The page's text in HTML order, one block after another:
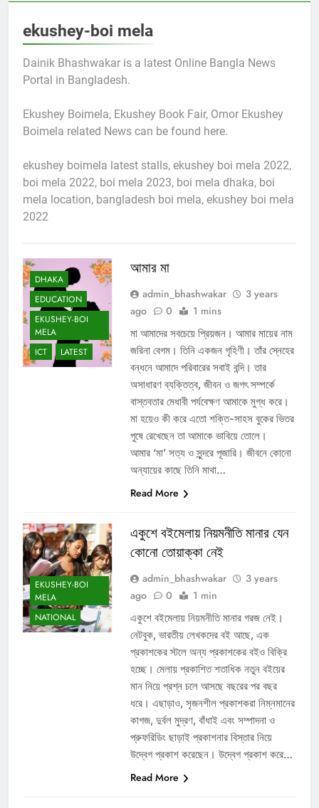
ekushey-boi mela
Dainik Bhashwakar is a latest Online Bangla News
Portal in Bangladesh.
Ekushey Boimela, Ekushey Book Fair, Omor Ekushey
Boimela related News can be found here.
ekushey boimela latest stalls, ekushey boi mela 2022,
boi mela 2022, boi mela 2023, boi mela dhaka, boi
mela location, bangladesh boi mela, ekushey boi mela
2022
DHAKA
EDUCATION
EKUSHEY-BOI
MELA
ICT
LATEST
আমার মা
admin_bhashwakar
3 years
ago
0 1 mins
মা আমাদের সবচেয়ে প্রিয়জন। আমার মায়ের নাম
জরিনা বেগম। তিনি একজন গৃহিণী। তাঁর স্নেহের
বন্ধনে আমাদে পরিবারের সবাই বন্দি। তার
অসাধারণ ব্যক্তিত্ব, জীবন ও জগৎ সম্পর্কে
বাস্তবতার মেধাবী পর্যবেক্ষণ আমাকে মুগ্ধ করে।
মা হয়েও কী করে এতাে শক্তি-সাহস বুকের ভিতর
পুষে রেখেছেন তা আমাকে ভাবিয়ে তােলে।
আমার ‘মা’ সত্য ও সুন্দরে পূজারি। জীবনে কোনাে
অন্যায়ের কাছে তিনি মাথা…
Read More
EKUSHEY-BOI
MELA
NATIONAL
একুশে বইমেলায় নিয়মনীতি মানার যেন
কোনো তোয়াক্কা নেই
admin_bhashwakar
3 years
ago
0 1 min
একুশে বইমেলায় নিয়মনীতি মানার গরজ নেই।
নেটবুক, ভারতীয় লেখকদের বই আছে, এক
প্রকাশকের স্টলে অন্য প্রকাশকের বইও বিক্রি
হচ্ছে। মেলায় প্রকাশিত শতাধিক নতুন বইয়ের
মান নিয়ে প্রশ্ন চলে আসছে বছরের পর বছর
ধরে। এছাড়াও, সৃজনশীল প্রকাশকরা নিম্নমানের
কাগজ, দুর্বল মুদ্রণ, বাঁধাই এবং সম্পাদনা ও
প্রুফরিডিং ছাড়াই প্রকাশনার বিস্তার নিয়ে
উদ্বেগ প্রকাশ করেছেন। উদ্বেগ প্রকাশ করে…
Read More